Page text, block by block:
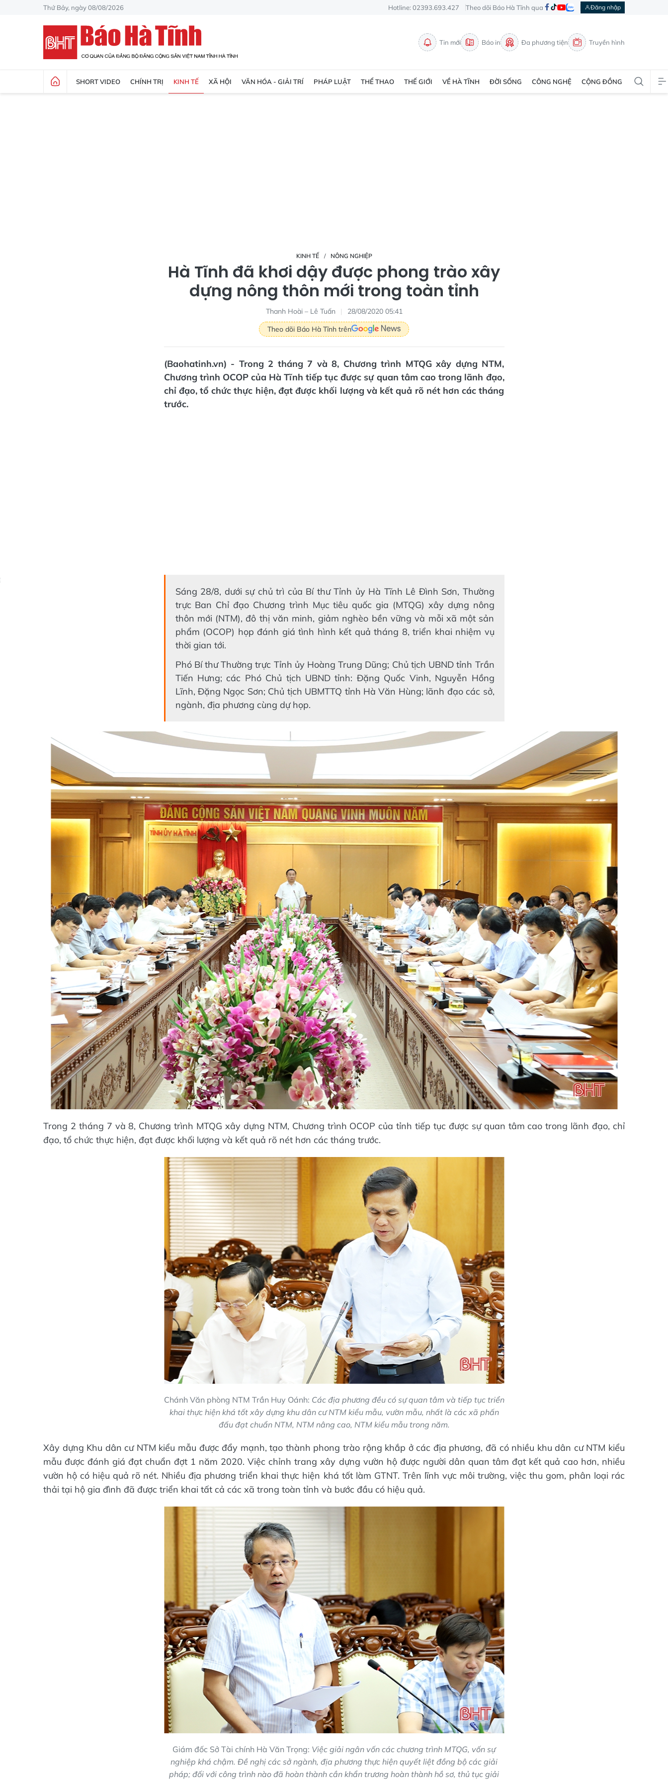
Thứ Bảy, ngày 08/08/2026 Hotline: 02393.693.427 Theo dõi Báo Hà Tĩnh qua Đăng nhập
Tin mới Báo in Đa phương tiện Truyền hình
SHORT VIDEO CHÍNH TRỊ KINH TẾ XÃ HỘI VĂN HÓA - GIẢI TRÍ PHÁP LUẬT THỂ THAO THẾ GIỚI VỀ HÀ TĨNH ĐỜI SỐNG CÔNG NGHỆ CỘNG ĐỒNG
KINH TẾ NÔNG NGHIỆP
Hà Tĩnh đã khơi dậy được phong trào xây
dựng nông thôn mới trong toàn tỉnh
Thanh Hoài – Lê Tuấn
28/08/2020 05:41
Theo dõi Báo Hà Tĩnh trên
(Baohatinh.vn) - Trong 2 tháng 7 và 8, Chương trình MTQG xây dựng NTM,
Chương trình OCOP của Hà Tĩnh tiếp tục được sự quan tâm cao trong lãnh đạo,
chỉ đạo, tổ chức thực hiện, đạt được khối lượng và kết quả rõ nét hơn các tháng
trước.
Sáng 28/8, dưới sự chủ trì của Bí thư Tỉnh ủy Hà Tĩnh Lê Đình Sơn, Thường
trực Ban Chỉ đạo Chương trình Mục tiêu quốc gia (MTQG) xây dựng nông
thôn mới (NTM), đô thị văn minh, giảm nghèo bền vững và mỗi xã một sản
phẩm (OCOP) họp đánh giá tình hình kết quả tháng 8, triển khai nhiệm vụ
thời gian tới.
Phó Bí thư Thường trực Tỉnh ủy Hoàng Trung Dũng; Chủ tịch UBND tỉnh Trần
Tiến Hưng; các Phó Chủ tịch UBND tỉnh: Đặng Quốc Vinh, Nguyễn Hồng
Lĩnh, Đặng Ngọc Sơn; Chủ tịch UBMTTQ tỉnh Hà Văn Hùng; lãnh đạo các sở,
ngành, địa phương cùng dự họp.
Trong 2 tháng 7 và 8, Chương trình MTQG xây dựng NTM, Chương trình OCOP của tỉnh tiếp tục được sự quan tâm cao trong lãnh đạo, chỉ
đạo, tổ chức thực hiện, đạt được khối lượng và kết quả rõ nét hơn các tháng trước.
Chánh Văn phòng NTM Trần Huy Oánh: Các địa phương đều có sự quan tâm và tiếp tục triển
khai thực hiện khá tốt xây dựng khu dân cư NTM kiểu mẫu, vườn mẫu, nhất là các xã phấn
đấu đạt chuẩn NTM, NTM nâng cao, NTM kiểu mẫu trong năm.
Xây dựng Khu dân cư NTM kiểu mẫu được đẩy mạnh, tạo thành phong trào rộng khắp ở các địa phương, đã có nhiều khu dân cư NTM kiểu
mẫu được đánh giá đạt chuẩn đợt 1 năm 2020. Việc chỉnh trang xây dựng vườn hộ được người dân quan tâm đạt kết quả cao hơn, nhiều
vườn hộ có hiệu quả rõ nét. Nhiều địa phương triển khai thực hiện khá tốt làm GTNT. Trên lĩnh vực môi trường, việc thu gom, phân loại rác
thải tại hộ gia đình đã được triển khai tất cả các xã trong toàn tỉnh và bước đầu có hiệu quả.
Giám đốc Sở Tài chính Hà Văn Trọng: Việc giải ngân vốn các chương trình MTQG, vốn sự
nghiệp khá chậm. Đề nghị các sở ngành, địa phương thực hiện quyết liệt đồng bộ các giải
pháp; đối với công trình nào đã hoàn thành cần khẩn trương hoàn thành hồ sơ, thủ tục giải